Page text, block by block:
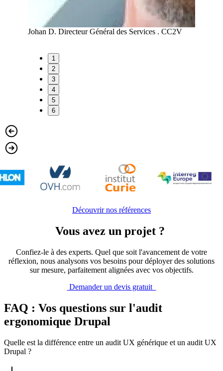
Johan D. Directeur Général des Services . CC2V
1
2
3
4
5
6
Découvrir nos références
Vous avez un projet ?
Confiez-le à des experts. Quel que soit l'avancement de votre
réflexion, nous analysons vos besoins pour déployer des solutions
sur mesure, parfaitement alignées avec vos objectifs.
Demander un devis gratuit
FAQ : Vos questions sur l'audit
ergonomique Drupal
Quelle est la différence entre un audit UX générique et un audit UX
Drupal ?